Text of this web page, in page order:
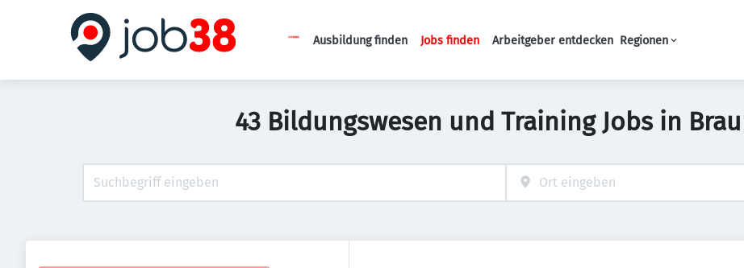
Haupt-Navigation
Ausbildung finden Jobs finden Arbeitgeber entdecken Regionen
43 Bildungswesen und Training Jobs in